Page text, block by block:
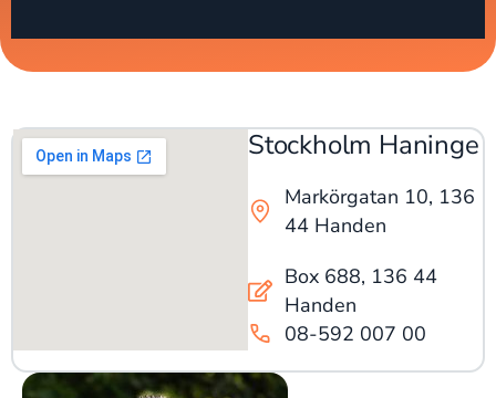
Stockholm Haninge
Markörgatan 10, 136
44 Handen
Box 688, 136 44
Handen
08-592 007 00